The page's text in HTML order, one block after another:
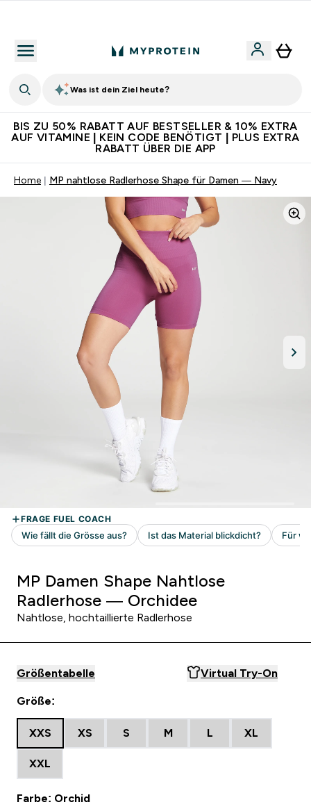
Was ist dein Ziel heute?
BIS ZU 50% RABATT AUF BESTSELLER & 10% EXTRA
AUF VITAMINE | KEIN CODE BENÖTIGT | PLUS EXTRA
RABATT ÜBER DIE APP
Home MP nahtlose Radlerhose Shape für Damen — Navy
MP Damen Shape Nahtlose
Radlerhose — Orchidee
Nahtlose, hochtaillierte Radlerhose
Größentabelle Virtual Try-On
Größe:
XXS XS S M L XL
XXL
Farbe: Orchid